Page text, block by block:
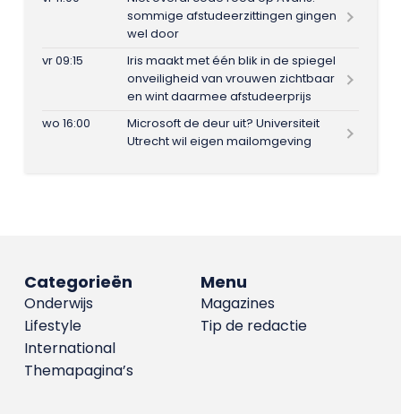
sommige afstudeerzittingen gingen
wel door
vr 09:15
Iris maakt met één blik in de spiegel
onveiligheid van vrouwen zichtbaar
en wint daarmee afstudeerprijs
wo 16:00
Microsoft de deur uit? Universiteit
Utrecht wil eigen mailomgeving
Menu
Magazines
Tip de redactie
Categorieën
Onderwijs
Lifestyle
International
Themapagina’s